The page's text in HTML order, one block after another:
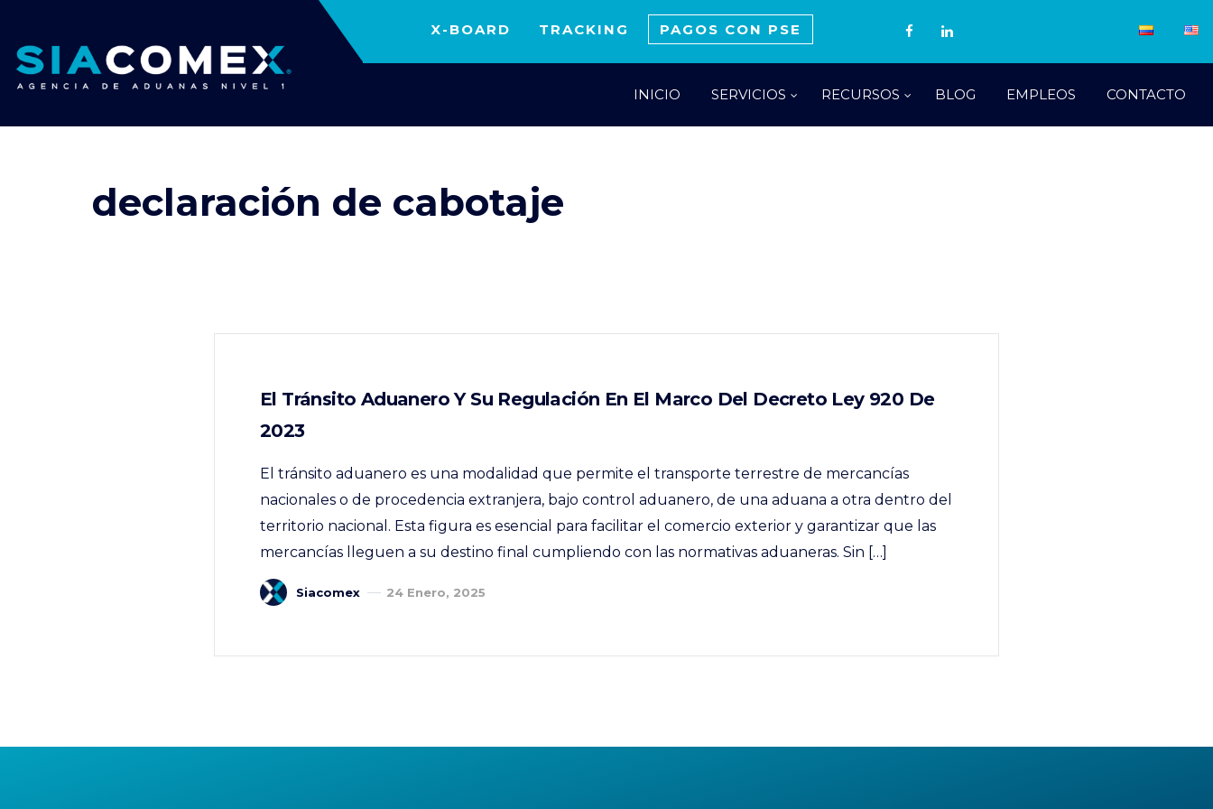
X-BOARD TRACKING PAGOS CON PSE
INICIO SERVICIOS RECURSOS BLOG EMPLEOS CONTACTO
declaración de cabotaje
El Tránsito Aduanero Y Su Regulación En El Marco Del Decreto Ley 920 De
2023
El tránsito aduanero es una modalidad que permite el transporte terrestre de mercancías
nacionales o de procedencia extranjera, bajo control aduanero, de una aduana a otra dentro del
territorio nacional. Esta figura es esencial para facilitar el comercio exterior y garantizar que las
mercancías lleguen a su destino final cumpliendo con las normativas aduaneras. Sin […]
Siacomex 24 Enero, 2025